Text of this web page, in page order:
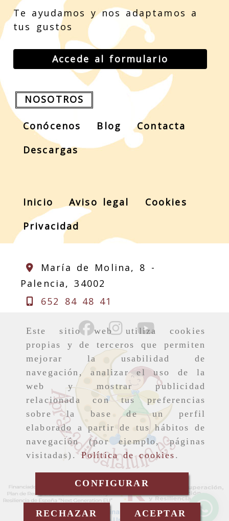
Este sitio web utiliza cookies
propias y de terceros que permiten
mejorar la usabilidad de
navegación, analizar el uso de la
web y mostrar publicidad
relacionada con tus preferencias
sobre la base de un perfil
elaborado a partir de tus hábitos de
navegación (por ejemplo, páginas
visitadas).Política de cookies .
CONFIGURAR
RECHAZAR ACEPTAR
Te ayudamos y nos adaptamos a
tus gustos
Accede al formulario
NOSOTROS
Conócenos Blog
Contacta
Descargas
Inicio Aviso legal
Cookies
Privacidad
María de Molina, 8 -
Palencia,34002
652 84 48 41